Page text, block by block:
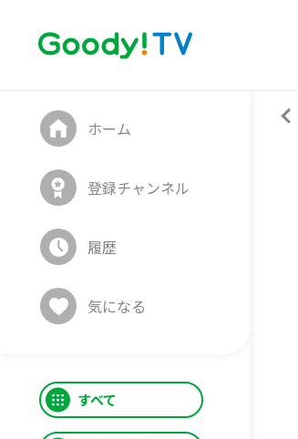
ホーム
登録チャンネル
履歴
気になる
すべて